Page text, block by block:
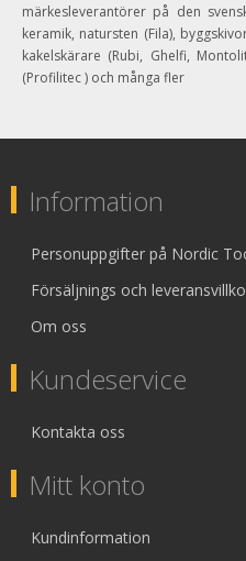
märkesleverantörer på den
keramik, natursten (Fila),
kakelskärare (Rubi, Ghelfi,
(Profilitec ) och många fler
Information
Personuppgifter på Nordic
Försäljnings och
Om oss
Kundeservice
Kontakta oss
Mitt konto
Kundinformation